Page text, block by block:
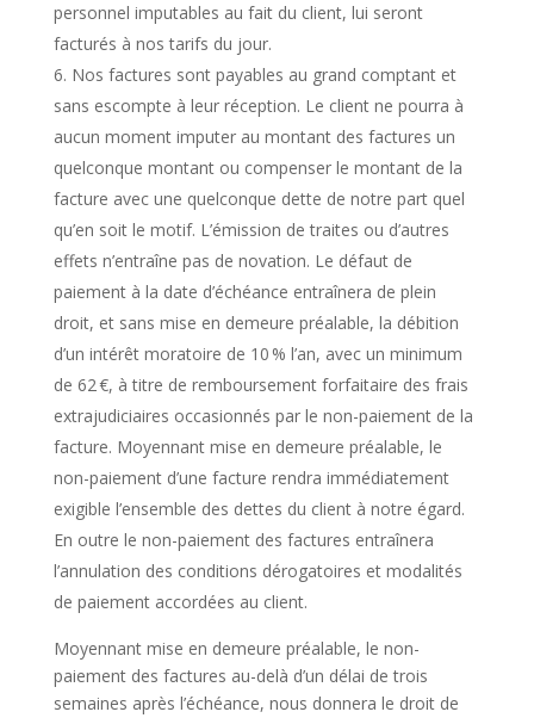
personnel imputables au fait du client, lui seront
facturés à nos tarifs du jour.
Nos factures sont payables au grand comptant et
sans escompte à leur réception. Le client ne pourra à
aucun moment imputer au montant des factures un
quelconque montant ou compenser le montant de la
facture avec une quelconque dette de notre part quel
qu’en soit le motif. L’émission de traites ou d’autres
effets n’entraîne pas de novation. Le défaut de
paiement à la date d’échéance entraînera de plein
droit, et sans mise en demeure préalable, la débition
d’un intérêt moratoire de 10 % l’an, avec un minimum
de 62 €, à titre de remboursement forfaitaire des frais
extrajudiciaires occasionnés par le non-paiement de la
facture. Moyennant mise en demeure préalable, le
non-paiement d’une facture rendra immédiatement
exigible l’ensemble des dettes du client à notre égard.
En outre le non-paiement des factures entraînera
l’annulation des conditions dérogatoires et modalités
de paiement accordées au client.
Moyennant mise en demeure préalable, le non-
paiement des factures au-delà d’un délai de trois
semaines après l’échéance, nous donnera le droit de